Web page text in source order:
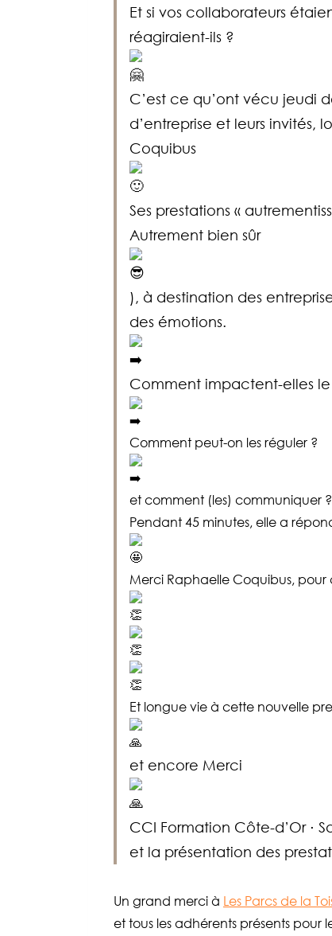
Et si vos collaborateurs
réagiraient-ils ?
C’est ce qu’ont vécu jeudi
d’entreprise et leurs invités,
Coquibus
Ses prestations «
Autrement bien sûr
), à destination des
des émotions.
Comment impactent-elles
Comment peut-on les réguler ?
et comment (les) communiquer ?
Pendant 45 minutes, elle a
Merci Raphaelle Coquibus,
Et longue vie à cette nouvelle
et encore Merci
CCI Formation Côte-d’Or ⋅
et la présentation des
Un grand merci à Les Parcs de la
et tous les adhérents présents